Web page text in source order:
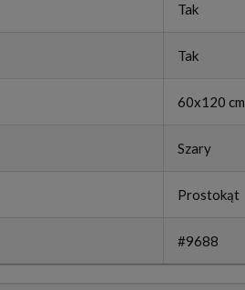
Tak
Tak
60x120 cm
Szary
Prostokąt
#9688